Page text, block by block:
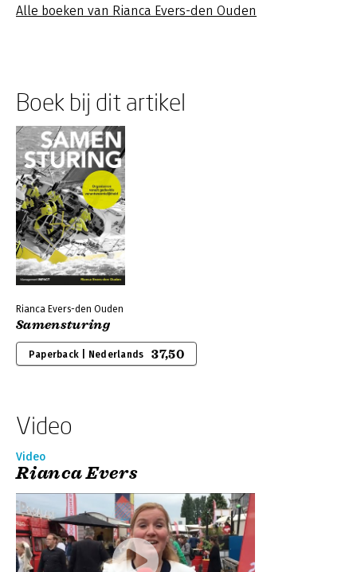
Alle boeken van Rianca Evers-den Ouden
Boek bij dit artikel
Rianca Evers-den Ouden
Samensturing
Paperback | Nederlands 37,50
Video
Video
Rianca Evers